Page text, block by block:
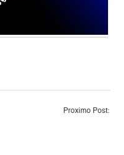
Proximo Post: